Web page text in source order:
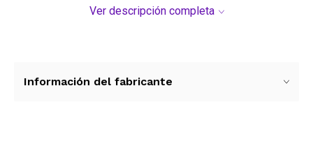
de los asientos originales.
SUV y camionetas. El paquete incluye dos
Ver descripción completa
Información del fabricante